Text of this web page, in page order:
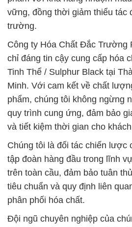
vững, đồng thời giảm thiểu tác
trường.
Công ty Hóa Chất Đắc Trường
chỉ đáng tin cậy cung cấp hóa
Tinh Thể / Sulphur Black tại
Minh. Với cam kết về chất
phẩm, chúng tôi không ngừng
quy trình cung ứng, đảm bảo
và tiết kiệm thời gian cho
Chúng tôi là đối tác chiến lược
tập đoàn hàng đầu trong lĩnh
trên toàn cầu, đảm bảo tuân
tiêu chuẩn và quy định liên
phân phối hóa chất.
Đội ngũ chuyên nghiệp của